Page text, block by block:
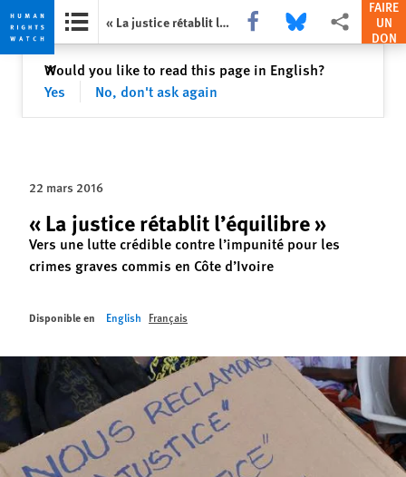
Skip
privacy
Skip
content
« La justice rétablit l’équilibre » Share this via Facebook
Share this via Bluesky
Share this via
FAIRE
UN
DON
Would you like to read this page in English?
Yes
No, don't ask again
✕Fermer
22 mars 2016
« La justice rétablit l’équilibre »
Vers une lutte crédible contre l’impunité pour les
crimes graves commis en Côte d’Ivoire
Disponible en English Français